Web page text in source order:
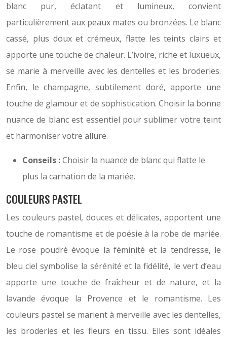
blanc pur, éclatant et lumineux, convient
particulièrement aux peaux mates ou bronzées. Le blanc
cassé, plus doux et crémeux, flatte les teints clairs et
apporte une touche de chaleur. L’ivoire, riche et luxueux,
se marie à merveille avec les dentelles et les broderies.
Enfin, le champagne, subtilement doré, apporte une
touche de glamour et de sophistication. Choisir la bonne
nuance de blanc est essentiel pour sublimer votre teint
et harmoniser votre allure.
Conseils :Choisir la nuance de blanc qui flatte le
plus la carnation de la mariée.
COULEURS PASTEL
Les couleurs pastel, douces et délicates, apportent une
touche de romantisme et de poésie à la robe de mariée.
Le rose poudré évoque la féminité et la tendresse, le
bleu ciel symbolise la sérénité et la fidélité, le vert d’eau
apporte une touche de fraîcheur et de nature, et la
lavande évoque la Provence et le romantisme. Les
couleurs pastel se marient à merveille avec les dentelles,
les broderies et les fleurs en tissu. Elles sont idéales